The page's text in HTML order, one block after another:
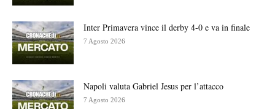
Inter Primavera vince il derby 4-0 e va in finale
7 Agosto 2026
Napoli valuta Gabriel Jesus per l’attacco
7 Agosto 2026